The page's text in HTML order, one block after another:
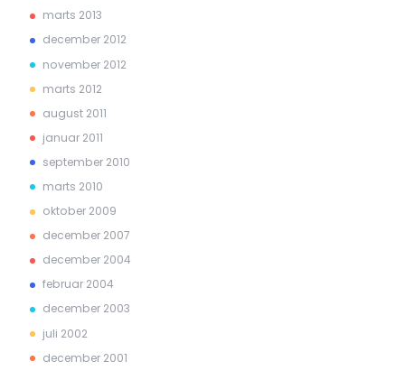
marts 2013
december 2012
november 2012
marts 2012
august 2011
januar 2011
september 2010
marts 2010
oktober 2009
december 2007
december 2004
februar 2004
december 2003
juli 2002
december 2001